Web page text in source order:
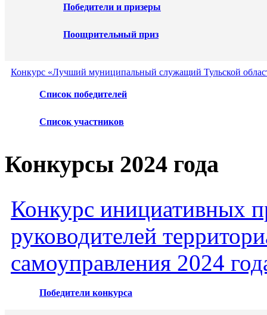
Победители и призеры
Поощрительный приз
Конкурс «Лучший муниципальный служащий Тульской
Список победителей
Список участников
Конкурсы 2024 года
Конкурс инициативных
руководителей
самоуправления 2024
Победители конкурса